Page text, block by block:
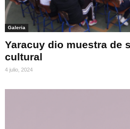
Galeria
Yaracuy dio muestra de
cultural
4 julio, 2024